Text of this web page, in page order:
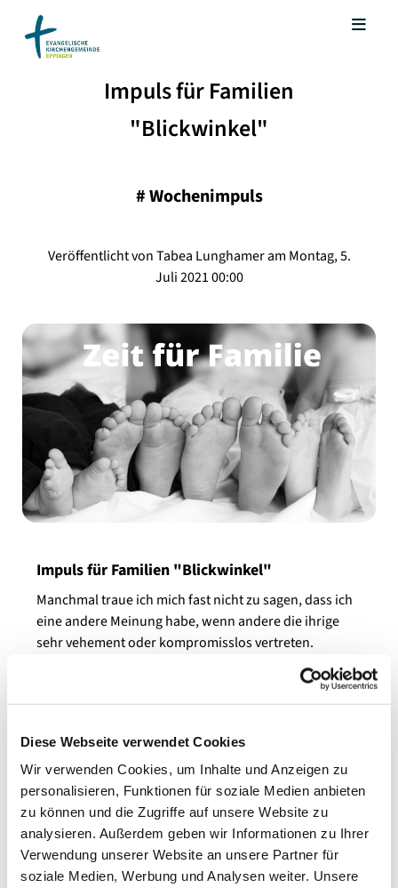
Diese Webseite verwendet Cookies
Wir verwenden Cookies, um Inhalte und Anzeigen zu
personalisieren, Funktionen für soziale Medien anbieten
zu können und die Zugriffe auf unsere Website zu
analysieren. Außerdem geben wir Informationen zu Ihrer
Verwendung unserer Website an unsere Partner für
soziale Medien, Werbung und Analysen weiter. Unsere
Impuls für Familien
"Blickwinkel"
#Wochenimpuls
Veröffentlicht von Tabea Lunghamer am Montag, 5.
Juli 2021 00:00
Impuls für Familien "Blickwinkel"
Manchmal traue ich mich fast nicht zu sagen, dass ich
eine andere Meinung habe, wenn andere die ihrige
sehr vehement oder kompromisslos vertreten.
Dabei ist Meinungsfreiheit etwas sehr wertvolles und
verschiedene Meinungen, Argumente und Sichtweisen